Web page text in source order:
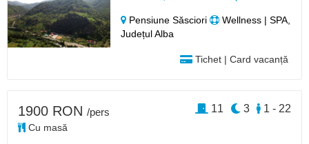
Pensiune Săsciori
Wellness | SPA,
Județul Alba
Tichet | Card vacanță
1900 RON /pers
Cu masă
1 - 22
3
11